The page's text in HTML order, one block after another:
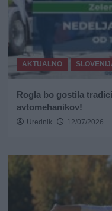
AKTUALNO
Rogla bo gostila
avtomehanikov!
Urednik 12/07/2026